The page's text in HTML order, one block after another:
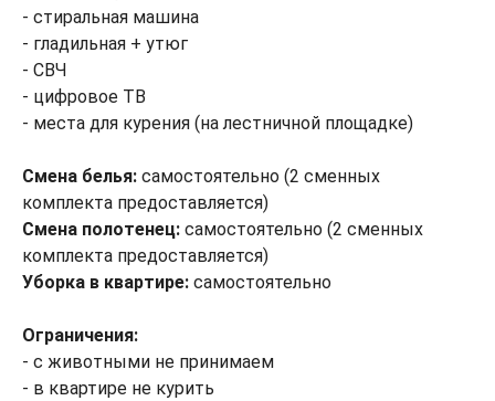
- стиральная машина
- гладильная + утюг
- СВЧ
- цифровое ТВ
- места для курения (на лестничной площадке)
Смена белья: самостоятельно (2 сменных
комплекта предоставляется)
Смена полотенец: самостоятельно (2 сменных
комплекта предоставляется)
Уборка в квартире: самостоятельно
Ограничения:
- с животными не принимаем
- в квартире не курить